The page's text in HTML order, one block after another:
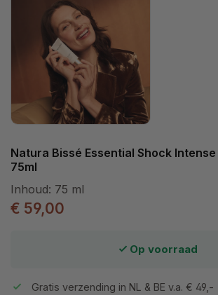
Natura Bissé Essential Shock
75ml
Inhoud: 75 ml
€ 59,00
Op voorraad
Gratis verzending in NL & BE v.a. € 49,-